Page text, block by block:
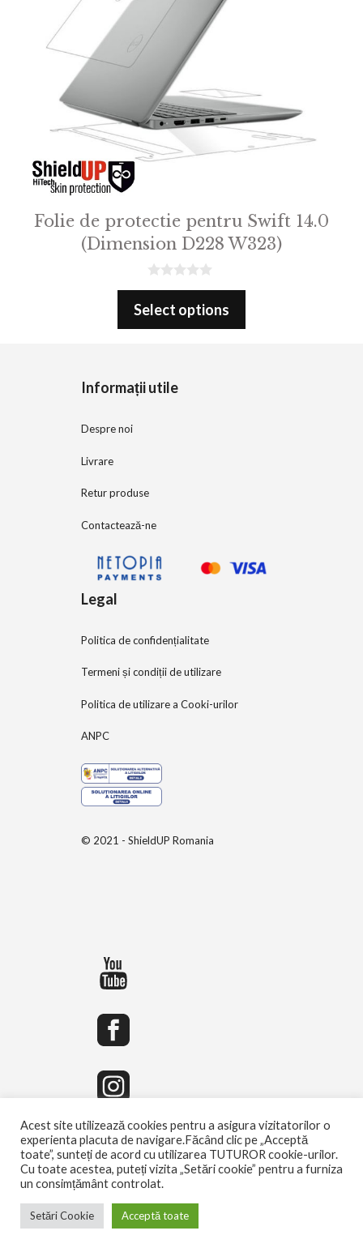
Folie de protectie pentru Swift 14.0
(Dimension D228 W323)
0
u
Select options
Informații utile
Despre noi
Livrare
Retur produse
Contactează-ne
Legal
Politica de confidențialitate
Termeni și condiții de utilizare
Politica de utilizare a Cooki-urilor
ANPC
© 2021 - ShieldUP Romania
Acest site utilizează cookies pentru a asigura vizitatorilor o
experienta placuta de navigare.Făcând clic pe „Acceptă
toate”, sunteți de acord cu utilizarea TUTUROR cookie-urilor.
Cu toate acestea, puteți vizita „Setări cookie” pentru a furniza
un consimțământ controlat.
Setări Cookie Acceptă toate